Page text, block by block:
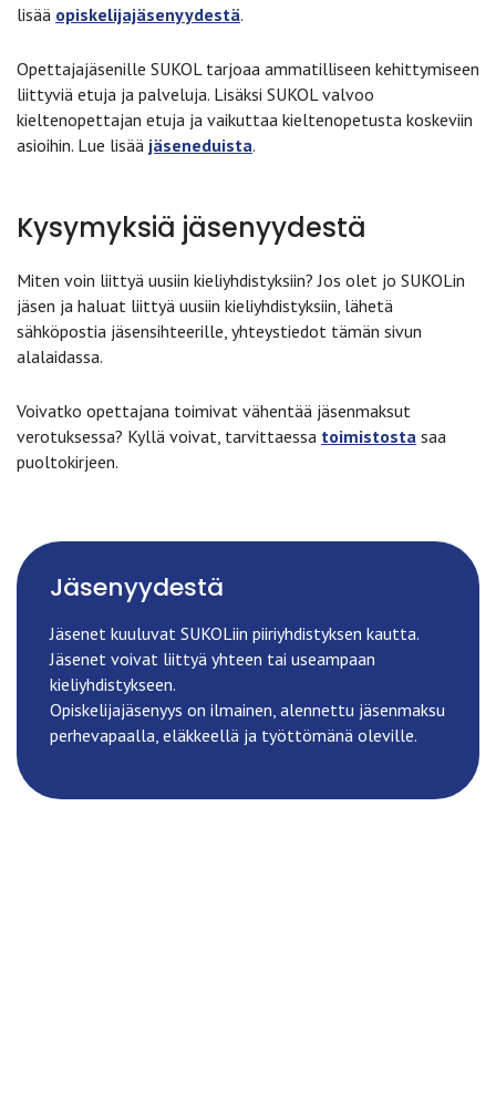
lisää opiskelijajäsenyydestä.
Opettajajäsenille SUKOL tarjoaa ammatilliseen kehittymiseen
liittyviä etuja ja palveluja. Lisäksi SUKOL valvoo
kieltenopettajan etuja ja vaikuttaa kieltenopetusta koskeviin
asioihin. Lue lisää jäseneduista.
Kysymyksiä jäsenyydestä
Miten voin liittyä uusiin kieliyhdistyksiin? Jos olet jo SUKOLin
jäsen ja haluat liittyä uusiin kieliyhdistyksiin, lähetä
sähköpostia jäsensihteerille, yhteystiedot tämän sivun
alalaidassa.
Voivatko opettajana toimivat vähentää jäsenmaksut
verotuksessa? Kyllä voivat, tarvittaessa toimistosta saa
puoltokirjeen.
Jäsenyydestä
Jäsenet kuuluvat SUKOLiin piiriyhdistyksen kautta.
Jäsenet voivat liittyä yhteen tai useampaan
kieliyhdistykseen.
Opiskelijajäsenyys on ilmainen, alennettu jäsenmaksu
perhevapaalla, eläkkeellä ja työttömänä oleville.